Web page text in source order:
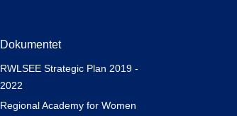
Dokumentet
RWLSEE Strategic Plan 2019 -
2022
Regional Academy for Women